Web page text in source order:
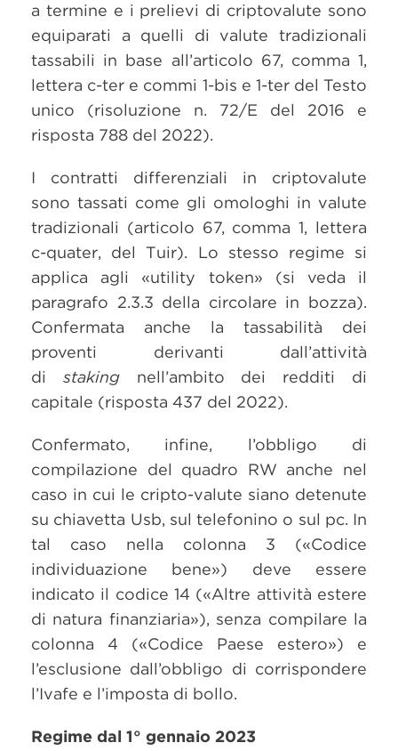
a termine e i prelievi di criptovalute sono
equiparati a quelli di valute tradizionali
tassabili in base all’articolo 67, comma 1,
lettera c-ter e commi 1-bis e 1-ter del Testo
unico (risoluzione n. 72/E del 2016 e
risposta 788 del 2022).
I contratti differenziali in criptovalute
sono tassati come gli omologhi in valute
tradizionali (articolo 67, comma 1, lettera
c-quater, del Tuir). Lo stesso regime si
applica agli «utility token» (si veda il
paragrafo 2.3.3 della circolare in bozza).
Confermata anche la tassabilità dei
proventi derivanti dall’attività
di stakingnell’ambito dei redditi di
capitale (risposta 437 del 2022).
Confermato, infine, l’obbligo di
compilazione del quadro RW anche nel
caso in cui le cripto-valute siano detenute
su chiavetta Usb, sul telefonino o sul pc. In
tal caso nella colonna 3 («Codice
individuazione bene») deve essere
indicato il codice 14 («Altre attività estere
di natura finanziaria»), senza compilare la
colonna 4 («Codice Paese estero») e
l’esclusione dall’obbligo di corrispondere
l’Ivafe e l’imposta di bollo.
Regime dal 1° gennaio 2023